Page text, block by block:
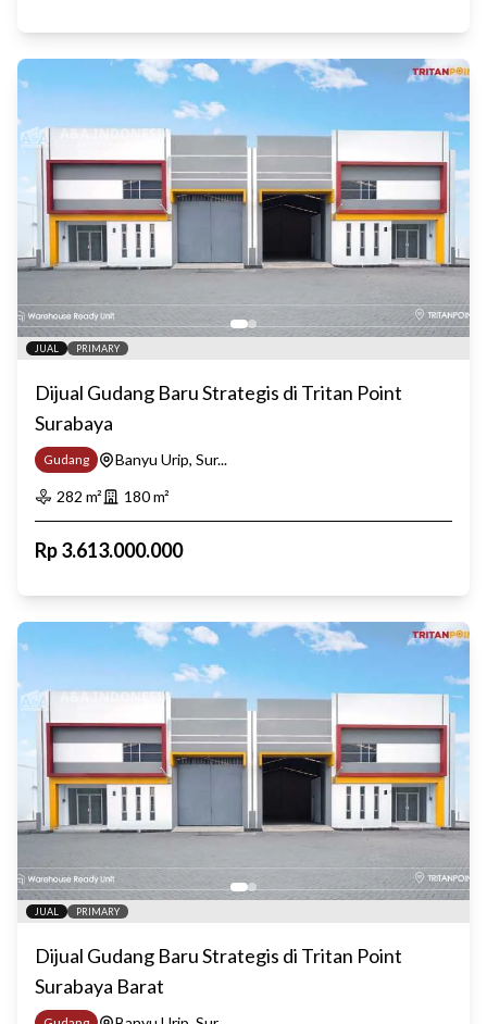
JUAL PRIMARY
Dijual Gudang Baru Strategis di Tritan Point
Surabaya
Gudang
Banyu Urip, Sur...
282 m² 180m²
Rp3.613.000.000
JUAL PRIMARY
Dijual Gudang Baru Strategis di Tritan Point
Surabaya Barat